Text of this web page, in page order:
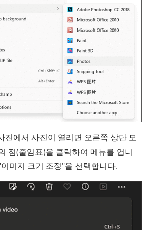
진에서 사진이 열리면 오른쪽 상단 모
점(줄임표)을 클릭하여 메뉴를 엽니
미지 크기 조정"을 선택합니다.